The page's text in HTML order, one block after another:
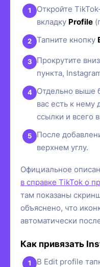
Откройте
вкладку Profile
Тапните кнопку
Прокрутите
пункта,
Отдельно выше
вас есть к нему
ссылки и всего
После
верхнем углу.
Официальное
в справке TikTok о
там показаны
объяснено, что
автоматически
Как привязать
В Edit profile